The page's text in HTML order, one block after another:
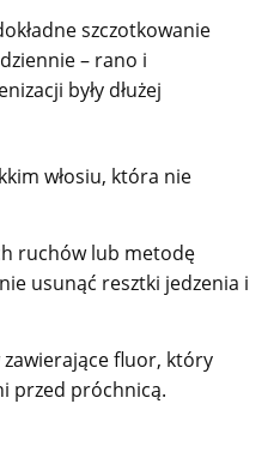
szczotkowanie
– rano i
były dłużej
włosiu, która nie
ruchów lub metodę
usunąć resztki jedzenia i
fluor, który
przed próchnicą.